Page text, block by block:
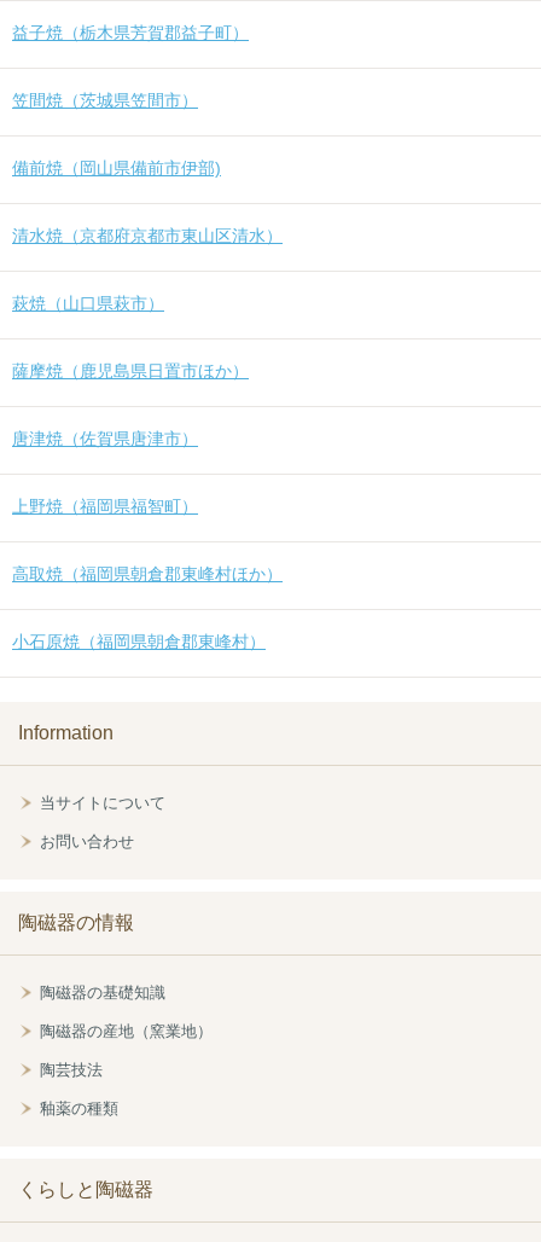
益子焼（栃木県芳賀郡益子町）
笠間焼（茨城県笠間市）
備前焼（岡山県備前市伊部)
清水焼（京都府京都市東山区清水）
萩焼（山口県萩市）
薩摩焼（鹿児島県日置市ほか）
唐津焼（佐賀県唐津市）
上野焼（福岡県福智町）
高取焼（福岡県朝倉郡東峰村ほか）
小石原焼（福岡県朝倉郡東峰村）
Information
当サイトについて
お問い合わせ
陶磁器の情報
陶磁器の基礎知識
陶磁器の産地（窯業地）
陶芸技法
釉薬の種類
くらしと陶磁器